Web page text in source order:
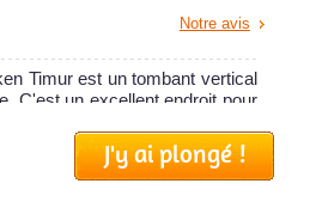
Notre avis
Timur est un tombant vertical
C'est un excellent endroit pour
Notre avis
J'y ai plongé !